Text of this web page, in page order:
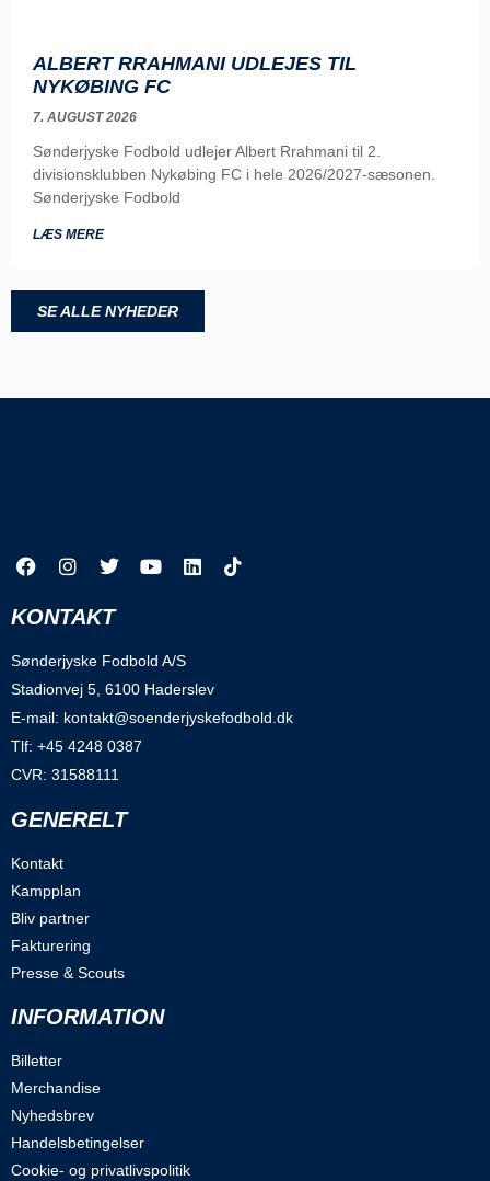
ALBERT RRAHMANI UDLEJES TIL
NYKØBING FC
7. AUGUST 2026
Sønderjyske Fodbold udlejer Albert Rrahmani til 2.
divisionsklubben Nykøbing FC i hele 2026/2027-sæsonen.
Sønderjyske Fodbold
LÆS MERE
SE ALLE NYHEDER
KONTAKT
Sønderjyske Fodbold A/S
Stadionvej 5, 6100 Haderslev
E-mail: kontakt@soenderjyskefodbold.dk
Tlf: +45 4248 0387
CVR: 31588111
GENERELT
Kontakt
Kampplan
Bliv partner
Fakturering
Presse & Scouts
INFORMATION
Billetter
Merchandise
Nyhedsbrev
Handelsbetingelser
Cookie- og privatlivspolitik